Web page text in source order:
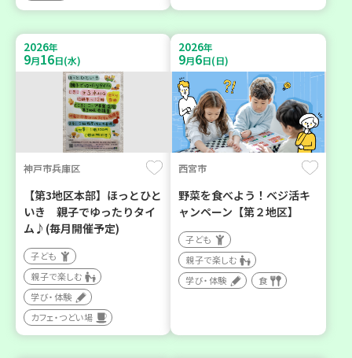
2026年
9月16日(水)
神戸市兵庫区
【第3地区本部】ほっとひと
いき 親子でゆったりタイ
ム♪(毎月開催予定)
子ども
親子で楽しむ
学び・体験
カフェ・つどい場
2026年
9月6日(日)
西宮市
野菜を食べよう！ベジ活キ
ャンペーン【第２地区】
子ども
親子で楽しむ
学び・体験
食